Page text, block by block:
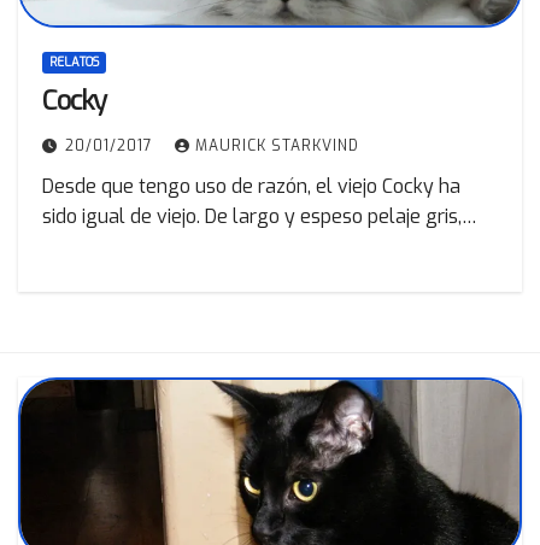
RELATOS
Cocky
20/01/2017 MAURICK STARKVIND
Desde que tengo uso de razón, el viejo Cocky ha
sido igual de viejo. De largo y espeso pelaje gris,…